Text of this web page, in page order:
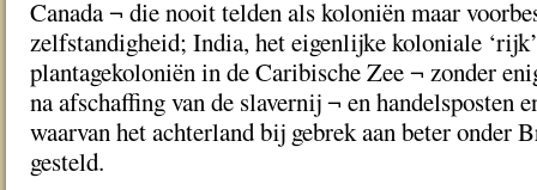
Canada ¬ die nooit telden als koloniën maar
zelfstandigheid; India, het eigenlijke koloniale
plantagekoloniën in de Caribische Zee ¬ zonder
na afschaffing van de slavernij ¬ en handelsposten
waarvan het achterland bij gebrek aan beter onder
gesteld.